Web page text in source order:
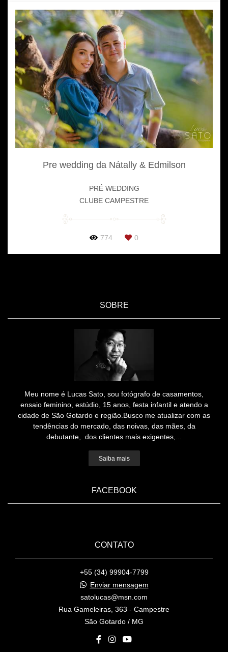
Pre wedding da Nátally & Edmilson
PRÉ WEDDING
CLUBE CAMPESTRE
774 0
SOBRE
Meu nome é Lucas Sato, sou fotógrafo de casamentos,
ensaio feminino, estúdio, 15 anos, festa infantil e atendo a
cidade de São Gotardo e região.Busco me atualizar com as
tendências do mercado, das noivas, das mães, da
debutante, dos clientes mais exigentes,...
Saiba mais
FACEBOOK
CONTATO
+55 (34) 99904-7799
Enviar mensagem
satolucas@msn.com
Rua Gameleiras, 363 - Campestre
São Gotardo / MG